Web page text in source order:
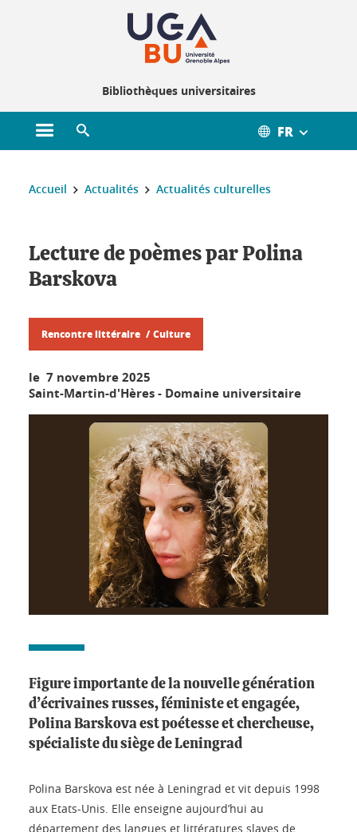
Bibliothèques universitaires
Ouvrir le menu principal FR
Vous êtes ici :
Accueil Actualités Actualités culturelles
Lecture de poèmes par Polina
Barskova
Rencontre littéraire Culture
le 7 novembre 2025
Saint-Martin-d'Hères - Domaine universitaire
Figure importante de la nouvelle génération
d’écrivaines russes, féministe et engagée,
Polina Barskova est poétesse et chercheuse,
spécialiste du siège de Leningrad
Polina Barskova est née à Leningrad et vit depuis 1998
aux Etats-Unis. Elle enseigne aujourd’hui au
département des langues et littératures slaves de